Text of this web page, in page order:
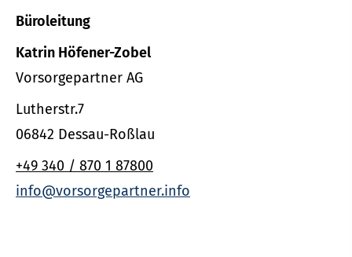
Büroleitung
Katrin Höfener-Zobel
Vorsorgepartner AG
Lutherstr.7
06842 Dessau-Roßlau
+49 340 / 870 1 87800
info@vorsorgepartner.info